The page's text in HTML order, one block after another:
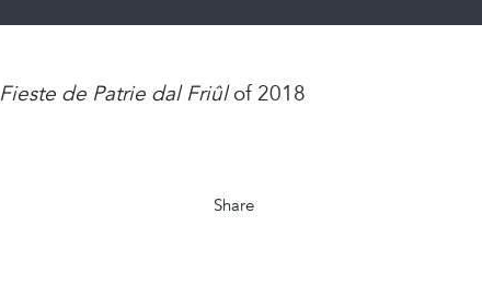
Fieste de Patrie dal Friûlof 2018
Share